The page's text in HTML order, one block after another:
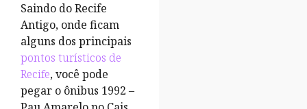
Saindo do Recife
Antigo, onde ficam
alguns dos principais
pontos turísticos de
Recife, você pode
pegar o ônibus 1992 –